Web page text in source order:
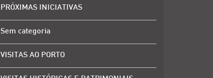
PRÓXIMAS INICIATIVAS
Sem categoria
VISITAS AO PORTO